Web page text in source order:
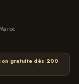
Maurice
Nagel, , Daniela
Beatrice Piquet et
notre
gratuite dès 200